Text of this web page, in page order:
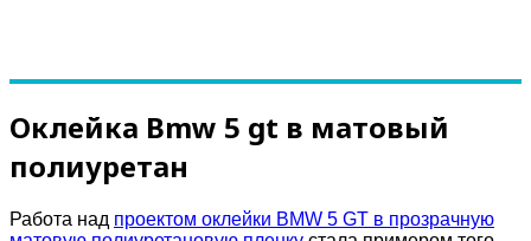
Оклейка Bmw 5 gt в матовый
полиуретан
Работа над проектом оклейки BMW 5 GT в прозрачную